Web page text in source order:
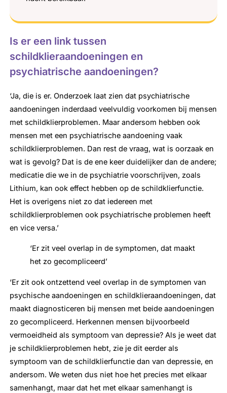
Is er een link tussen
schildklieraandoeningen en
psychiatrische aandoeningen?
‘Ja, die is er. Onderzoek laat zien dat psychiatrische
aandoeningen inderdaad veelvuldig voorkomen bij mensen
met schildklierproblemen. Maar andersom hebben ook
mensen met een psychiatrische aandoening vaak
schildklierproblemen. Dan rest de vraag, wat is oorzaak en
wat is gevolg? Dat is de ene keer duidelijker dan de andere;
medicatie die we in de psychiatrie voorschrijven, zoals
Lithium, kan ook effect hebben op de schildklierfunctie.
Het is overigens niet zo dat iedereen met
schildklierproblemen ook psychiatrische problemen heeft
en vice versa.’
‘Er zit veel overlap in de symptomen, dat maakt
het zo gecompliceerd’
‘Er zit ook ontzettend veel overlap in de symptomen van
psychische aandoeningen en schildklieraandoeningen, dat
maakt diagnosticeren bij mensen met beide aandoeningen
zo gecompliceerd. Herkennen mensen bijvoorbeeld
vermoeidheid als symptoom van depressie? Als je weet dat
je schildklierproblemen hebt, zie je dit eerder als
symptoom van de schildklierfunctie dan van depressie, en
andersom. We weten dus niet hoe het precies met elkaar
samenhangt, maar dat het met elkaar samenhangt is